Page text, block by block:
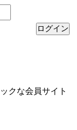
クな会員サイト